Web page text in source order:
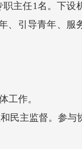
主任1名。下设
、引导青年、服
工作。
主监督。参与